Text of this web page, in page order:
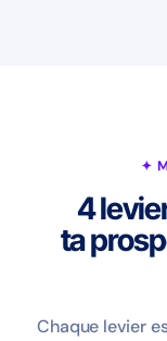
✦
4
ta
Chaque levier